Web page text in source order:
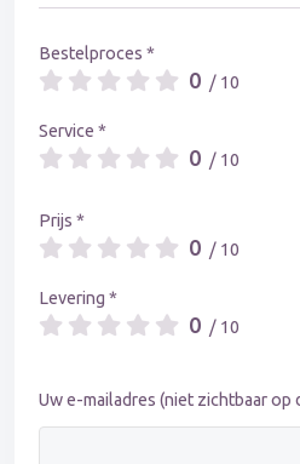
Bestelproces *
0 / 10
Service *
0 / 10
Prijs *
0 / 10
Levering *
0 / 10
Uw e-mailadres (niet zichtbaar op